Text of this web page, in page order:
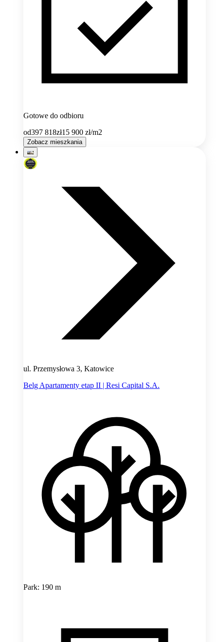
Gotowe do odbioru
od397 818zł15 900 zł/m2
Zobacz mieszkania
ul. Przemysłowa 3, Katowice
Belg Apartamenty etap II | Resi Capital S.A.
Park: 190 m